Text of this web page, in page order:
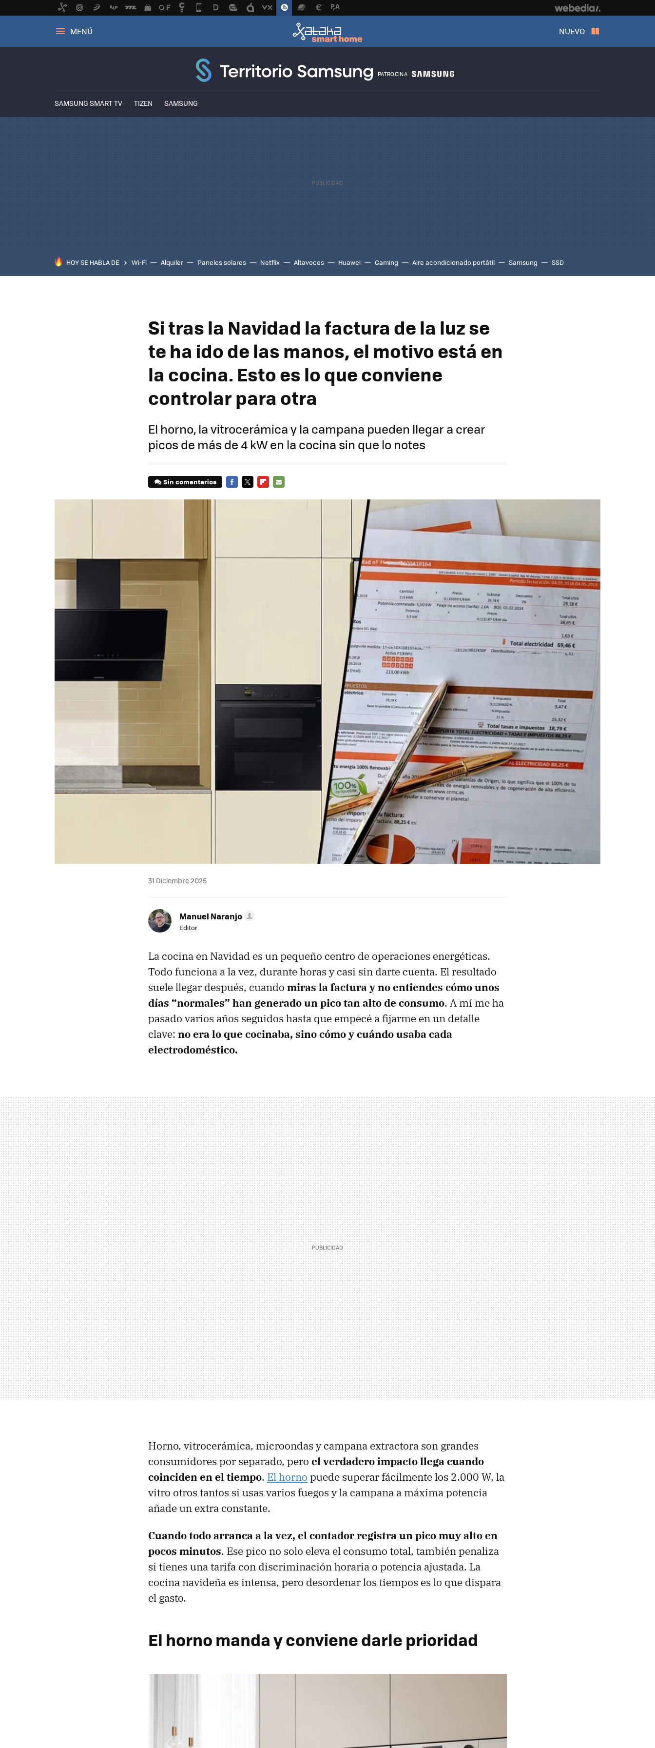
MENÚ NUEVO
PATROCINA
SAMSUNG SMART TV TIZEN SAMSUNG
HOY SE HABLA DE Wi-Fi Alquiler Paneles solares Netflix Altavoces Huawei Gaming Aire acondicionado portátil Samsung SSD
Si tras la Navidad la factura de la luz se
te ha ido de las manos, el motivo está en
la cocina. Esto es lo que conviene
controlar para otra
El horno, la vitrocerámica y la campana pueden llegar a crear
picos de más de 4 kW en la cocina sin que lo notes
Sin comentarios
31 Diciembre 2025
Manuel Naranjo
Editor
La cocina en Navidad es un pequeño centro de operaciones energéticas.
Todo funciona a la vez, durante horas y casi sin darte cuenta. El resultado
suele llegar después, cuando miras la factura y no entiendes cómo unos
días “normales” han generado un pico tan alto de consumo. A mí me ha
pasado varios años seguidos hasta que empecé a fijarme en un detalle
clave: no era lo que cocinaba, sino cómo y cuándo usaba cada
electrodoméstico.
Horno, vitrocerámica, microondas y campana extractora son grandes
consumidores por separado, pero el verdadero impacto llega cuando
coinciden en el tiempo. El horno puede superar fácilmente los 2.000 W, la
vitro otros tantos si usas varios fuegos y la campana a máxima potencia
añade un extra constante.
Cuando todo arranca a la vez, el contador registra un pico muy alto en
pocos minutos. Ese pico no solo eleva el consumo total, también penaliza
si tienes una tarifa con discriminación horaria o potencia ajustada. La
cocina navideña es intensa, pero desordenar los tiempos es lo que dispara
el gasto.
El horno manda y conviene darle prioridad